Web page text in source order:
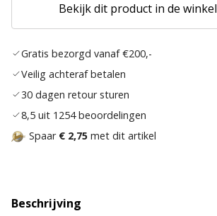
Bekijk dit product in de winkel
Gratis bezorgd vanaf €200,-
Veilig achteraf betalen
30 dagen retour sturen
8,5 uit 1254 beoordelingen
Spaar € 2,75 met dit artikel
Beschrijving